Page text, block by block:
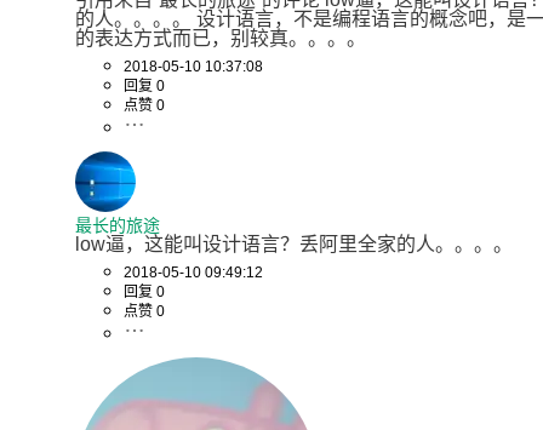
的人。。。。 设计语言，不是编程语言的概念吧，是
的表达方式而已，别较真。。。。
2018-05-10 10:37:08
回复 0
点赞 0
最长的旅途
low逼，这能叫设计语言？丢阿里全家的人。。。。
2018-05-10 09:49:12
回复 0
点赞 0